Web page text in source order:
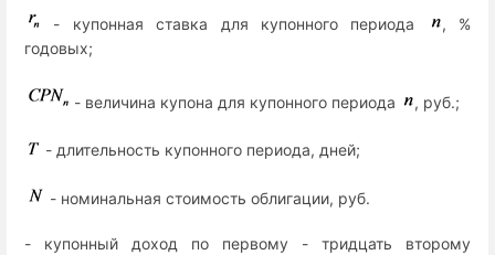
- купонная ставка для купонного периода
, %
годовых;
- величина купона для купонного периода , руб.;
- длительность купонного периода, дней;
- номинальная стоимость облигации, руб.
- купонный доход по первому - тридцать второму